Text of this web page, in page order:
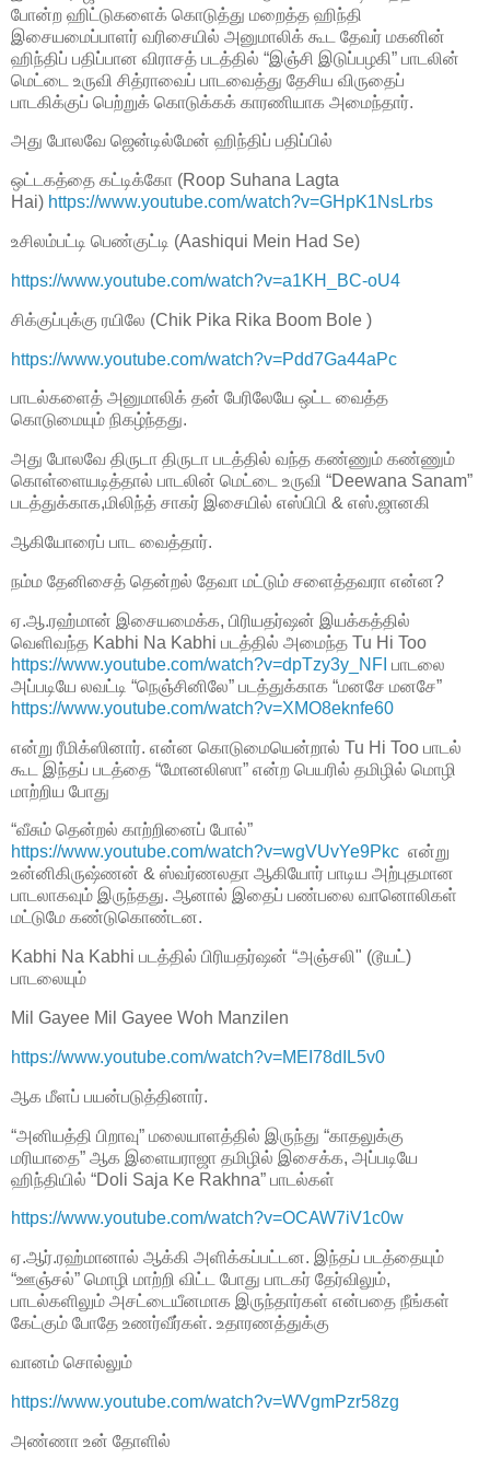
போன்ற ஹிட்டுகளைக் கொடுத்து மறைத்த ஹிந்தி
இசையமைப்பாளர் வரிசையில் அனுமாலிக் கூட தேவர் மகனின்
ஹிந்திப் பதிப்பான விராசத் படத்தில் “இஞ்சி இடுப்பழகி” பாடலின்
மெட்டை உருவி சித்ராவைப் பாடவைத்து தேசிய விருதைப்
பாடகிக்குப் பெற்றுக் கொடுக்கக் காரணியாக அமைந்தார்.
அது போலவே ஜென்டில்மேன் ஹிந்திப் பதிப்பில்
ஒட்டகத்தை கட்டிக்கோ (Roop Suhana Lagta
Hai) https://www.youtube.com/watch?v=GHpK1NsLrbs
உசிலம்பட்டி பெண்குட்டி (Aashiqui Mein Had Se)
https://www.youtube.com/watch?v=a1KH_BC-oU4
சிக்குப்புக்கு ரயிலே (Chik Pika Rika Boom Bole )
https://www.youtube.com/watch?v=Pdd7Ga44aPc
பாடல்களைத் அனுமாலிக் தன் பேரிலேயே ஒட்ட வைத்த
கொடுமையும் நிகழ்ந்தது.
அது போலவே திருடா திருடா படத்தில் வந்த கண்ணும் கண்ணும்
கொள்ளையடித்தால் பாடலின் மெட்டை உருவி “Deewana Sanam”
படத்துக்காக,மிலிந்த் சாகர் இசையில் எஸ்பிபி & எஸ்.ஜானகி
ஆகியோரைப் பாட வைத்தார்.
நம்ம தேனிசைத் தென்றல் தேவா மட்டும் சளைத்தவரா என்ன?
ஏ.ஆ.ரஹ்மான் இசையமைக்க, பிரியதர்ஷன் இயக்கத்தில்
வெளிவந்த Kabhi Na Kabhi படத்தில் அமைந்த Tu Hi Too
https://www.youtube.com/watch?v=dpTzy3y_NFI பாடலை
அப்படியே லவட்டி “நெஞ்சினிலே” படத்துக்காக “மனசே மனசே”
https://www.youtube.com/watch?v=XMO8eknfe60
என்று ரீமிக்ஸினார். என்ன கொடுமையென்றால் Tu Hi Too பாடல்
கூட இந்தப் படத்தை “மோனலிஸா” என்ற பெயரில் தமிழில் மொழி
மாற்றிய போது
“வீசும் தென்றல் காற்றினைப் போல்”
https://www.youtube.com/watch?v=wgVUvYe9Pkc என்று
உன்னிகிருஷ்ணன் & ஸ்வர்ணலதா ஆகியோர் பாடிய அற்புதமான
பாடலாகவும் இருந்தது. ஆனால் இதைப் பண்பலை வானொலிகள்
மட்டுமே கண்டுகொண்டன.
Kabhi Na Kabhi படத்தில் பிரியதர்ஷன் “அஞ்சலி" (டூயட்)
பாடலையும்
Mil Gayee Mil Gayee Woh Manzilen
https://www.youtube.com/watch?v=MEI78dIL5v0
ஆக மீளப் பயன்படுத்தினார்.
“அனியத்தி பிறாவு” மலையாளத்தில் இருந்து “காதலுக்கு
மரியாதை” ஆக இளையராஜா தமிழில் இசைக்க, அப்படியே
ஹிந்தியில் “Doli Saja Ke Rakhna” பாடல்கள்
https://www.youtube.com/watch?v=OCAW7iV1c0w
ஏ.ஆர்.ரஹ்மானால் ஆக்கி அளிக்கப்பட்டன. இந்தப் படத்தையும்
“ஊஞ்சல்” மொழி மாற்றி விட்ட போது பாடகர் தேர்விலும்,
பாடல்களிலும் அசட்டையீனமாக இருந்தார்கள் என்பதை நீங்கள்
கேட்கும் போதே உணர்வீர்கள். உதாரணத்துக்கு
வானம் சொல்லும்
https://www.youtube.com/watch?v=WVgmPzr58zg
அண்ணா உன் தோளில்